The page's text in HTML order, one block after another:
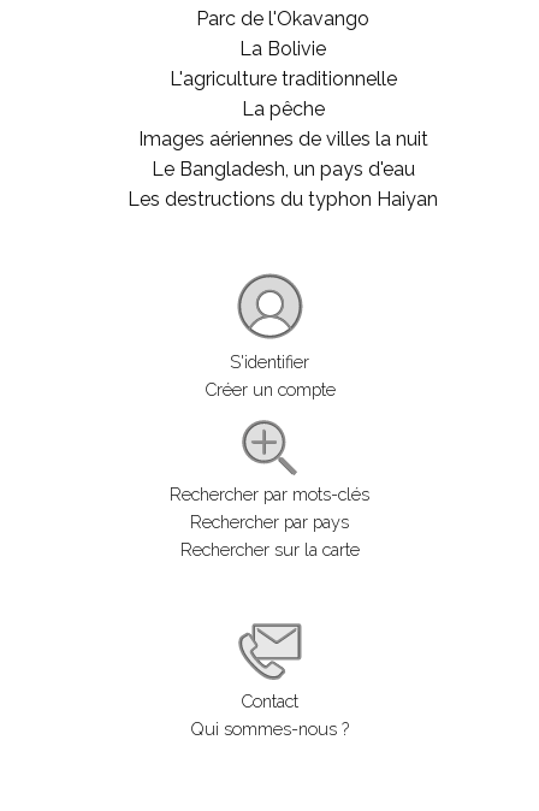
Parc de l'Okavango
La Bolivie
L'agriculture traditionnelle
La pêche
Images aériennes de villes la nuit
Le Bangladesh, un pays d'eau
Les destructions du typhon Haiyan
S'identifier
Créer un compte
Rechercher par mots-clés
Rechercher par pays
Rechercher sur la carte
Contact
Qui sommes-nous ?